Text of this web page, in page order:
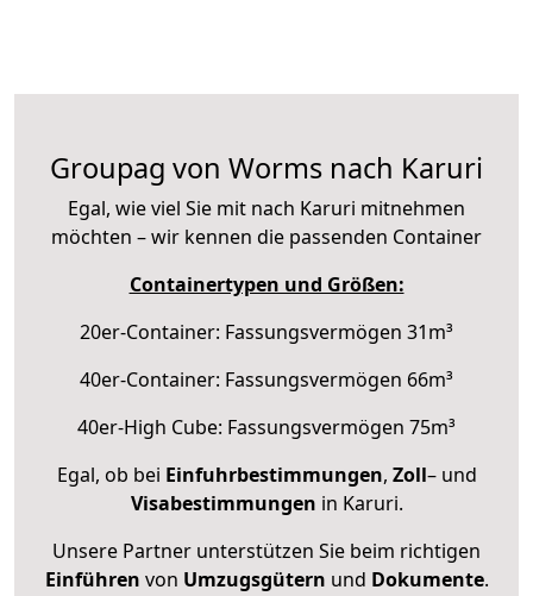
Groupag von Worms nach Karuri
Egal, wie viel Sie mit nach Karuri mitnehmen
möchten – wir kennen die passenden Container
Containertypen und Größen:
20er-Container: Fassungsvermögen 31m³
40er-Container: Fassungsvermögen 66m³
40er-High Cube: Fassungsvermögen 75m³
Egal, ob bei Einfuhrbestimmungen, Zoll– und
Visabestimmungen in Karuri.
Unsere Partner unterstützen Sie beim richtigen
Einführen von Umzugsgütern und Dokumente.